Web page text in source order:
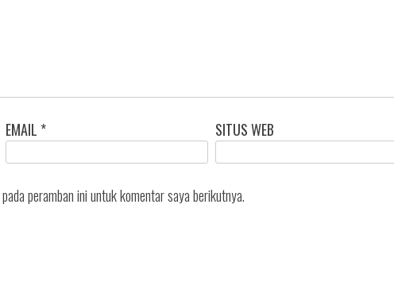
EMAIL * SITUS WEB
peramban ini untuk komentar saya berikutnya.